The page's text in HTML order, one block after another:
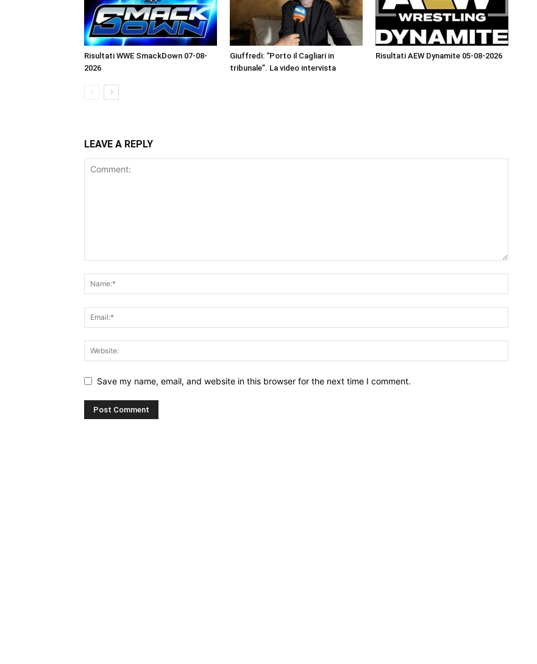
Risultati WWE SmackDown 07-08-
2026
Giuffredi: “Porto il Cagliari in
tribunale”. La video intervista
Risultati AEW Dynamite 05-08-2026
LEAVE A REPLY
Save my name, email, and website in this browser for the next time I comment.